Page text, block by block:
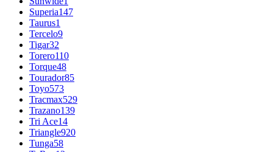
Superia147
Taurus1
Tercelo9
Tigar32
Torero110
Torque48
Tourador85
Toyo573
Tracmax529
Trazano139
Tri Ace14
Triangle920
Tunga58